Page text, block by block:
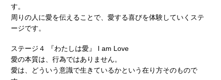
す。
周りの⼈に愛を伝えることで、愛する喜びを体験していくステ
ージです。
ステージ４ 『わたしは愛』 I am Love
愛の本質は、⾏為ではありません。
愛は、どういう意識で⽣きているかという在り⽅そのもので